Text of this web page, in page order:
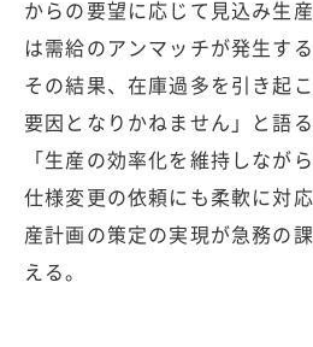
からの要望に応じて見込み生
は需給のアンマッチが発生す
その結果、在庫過多を引き起
要因となりかねません」と語
「生産の効率化を維持しなが
仕様変更の依頼にも柔軟に対
産計画の策定の実現が急務の
える。